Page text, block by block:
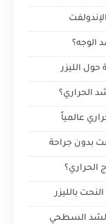
الوجه؟
الليزر
الحراري؟
عالمياً
بدون جراحة
الحراري؟
بالليزر
الشد السطحي